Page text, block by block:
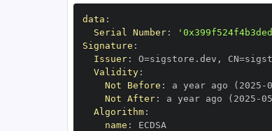
data :
Serial Number:
Signature :
Issuer: O=sigstore.dev ,
Validity:
Not Before : a year ago (2025 -
Not After: a year ago (2025 -05
Algorithm:
name :